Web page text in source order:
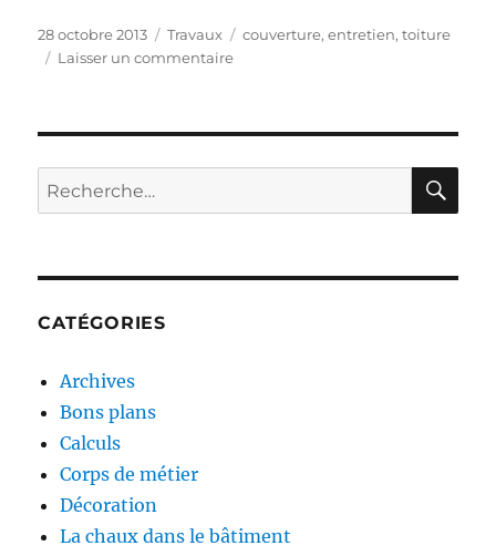
Publié
le
28 octobre 2013 Catégories
Travaux Étiquettes
couverture,entretien,toiture
Laisser un commentairesur
en
ou
Recherche
pour :
CATÉGORIES
Archives
Bons plans
Calculs
Corps de métier
Décoration
La chaux dans le bâtiment